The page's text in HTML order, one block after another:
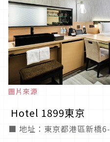
圖片來源
Hotel 1899東京
■ 地址：東京都港區新橋